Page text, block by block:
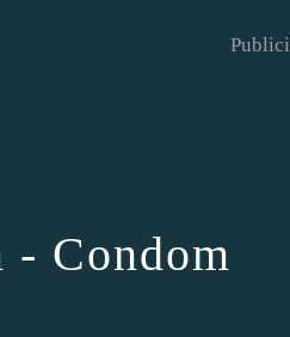
- Condom